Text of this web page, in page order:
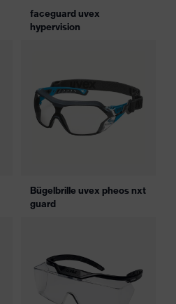
faceguard uvex
hypervision
Bügelbrille uvex pheos nxt
guard